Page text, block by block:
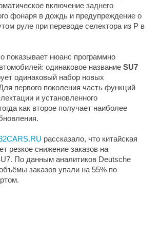
включение заднего
фонаря в дождь и предупреждение о
руле при переводе селектора из P в
показывает нюанс программно
одинаковое название SU7
одинаковый набор новых
первого поколения часть функций
и установленного
как второе получает наиболее
рассказало, что китайская
резкое снижение заказов на
По данным аналитиков Deutsche
заказов упали на 55% по